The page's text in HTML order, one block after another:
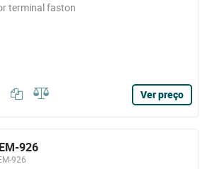
terminal faston
Ver preço
926
926